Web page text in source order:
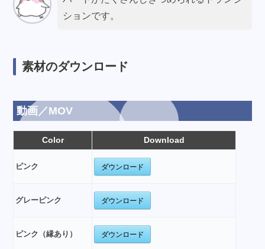
ションです。
素材のダウンロード
動画／MOV
Color Download
ピンク ダウンロード
グレーピンク ダウンロード
ピンク（縁あり） ダウンロード